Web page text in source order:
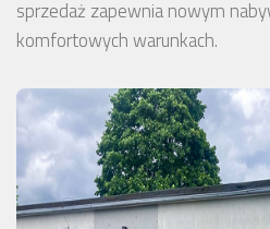
sprzedaż zapewnia nowym
komfortowych warunkach.